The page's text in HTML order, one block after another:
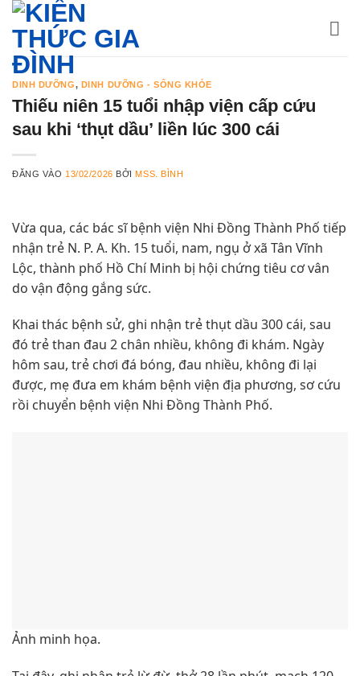
Bỏ
qua
dung
DINH DƯỠNG, DINH DƯỠNG - SỐNG KHỎE
Thiếu niên 15 tuổi nhập viện cấp cứu
sau khi ‘thụt dầu’ liền lúc 300 cái
ĐĂNG VÀO 13/02/2026 BỞIMSS. BÌNH
Vừa qua, các bác sĩ bệnh viện Nhi Đồng Thành Phố tiếp
nhận trẻ N. P. A. Kh. 15 tuổi, nam, ngụ ở xã Tân Vĩnh
Lộc, thành phố Hồ Chí Minh bị hội chứng tiêu cơ vân
do vận động gắng sức.
Khai thác bệnh sử, ghi nhận trẻ thụt dầu 300 cái, sau
đó trẻ than đau 2 chân nhiều, không đi khám. Ngày
hôm sau, trẻ chơi đá bóng, đau nhiều, không đi lại
được, mẹ đưa em khám bệnh viện địa phương, sơ cứu
rồi chuyển bệnh viện Nhi Đồng Thành Phố.
Ảnh minh họa.